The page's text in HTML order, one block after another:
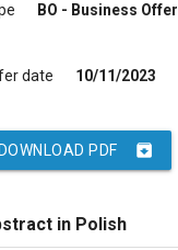
BO - Business Offer
date 10/11/2023
archive
PDF
in Polish